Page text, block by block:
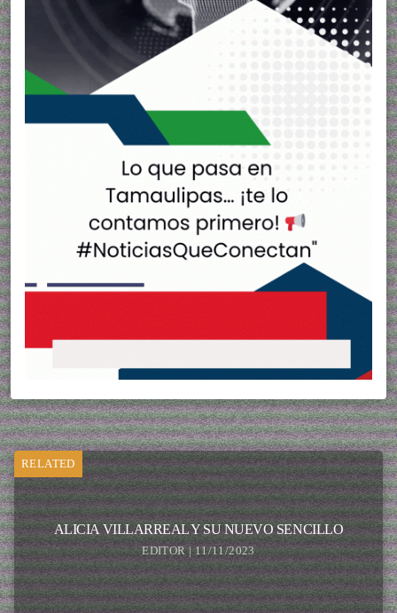
RELATED
ALICIA VILLARREAL Y SU NUEVO SENCILLO
EDITOR | 11/11/2023